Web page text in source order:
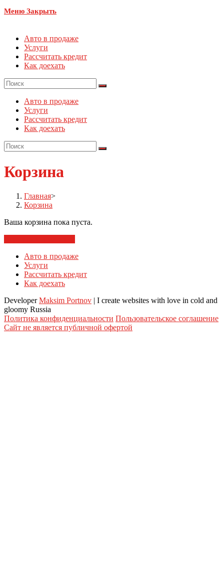
Меню Закрыть
Авто в продаже
Услуги
Рассчитать кредит
Как доехать
Авто в продаже
Услуги
Рассчитать кредит
Как доехать
Корзина
Главная>
Корзина
Ваша корзина пока пуста.
Авто в продаже
Услуги
Рассчитать кредит
Как доехать
DeveloperMaksim Portnov | I create websites with love in cold and
gloomy Russia
Политика конфиденциальности Пользовательское соглашение
Сайт не является публичной офертой